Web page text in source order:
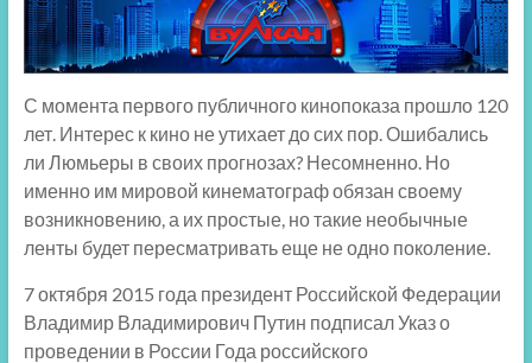
С момента первого публичного кинопоказа прошло 120
лет. Интерес к кино не утихает до сих пор. Ошибались
ли Люмьеры в своих прогнозах? Несомненно. Но
именно им мировой кинематограф обязан своему
возникновению, а их простые, но такие необычные
ленты будет пересматривать еще не одно поколение.
7 октября 2015 года президент Российской Федерации
Владимир Владимирович Путин подписал Указ о
проведении в России Года российского